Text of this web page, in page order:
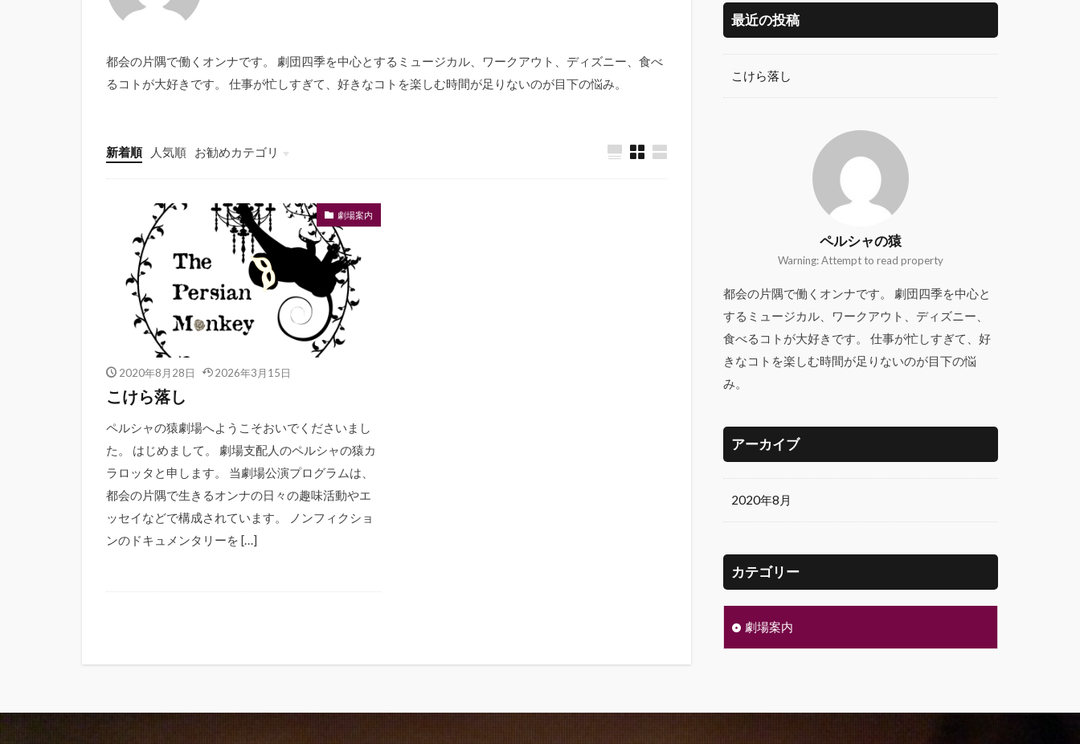
都会の片隅で働くオンナです。 劇団四季を中心とするミュージカル、ワークアウト、ディズニー、食べ
るコトが大好きです。 仕事が忙しすぎて、好きなコトを楽しむ時間が足りないのが目下の悩み。
新着順 人気順
お勧めカテゴリ
劇場案内
劇場案内
2020年8月28日 2026年3月15日
こけら落し
ペルシャの猿劇場へようこそおいでくださいまし
た。 はじめまして。 劇場支配人のペルシャの猿カ
ラロッタと申します。 当劇場公演プログラムは、
都会の片隅で生きるオンナの日々の趣味活動やエ
ッセイなどで構成されています。 ノンフィクショ
ンのドキュメンタリーを […]
最近の投稿
こけら落し
ペルシャの猿
Warning: Attempt to read property
都会の片隅で働くオンナです。 劇団四季を中心と
するミュージカル、ワークアウト、ディズニー、
食べるコトが大好きです。 仕事が忙しすぎて、好
きなコトを楽しむ時間が足りないのが目下の悩
み。
アーカイブ
2020年8月
カテゴリー
劇場案内